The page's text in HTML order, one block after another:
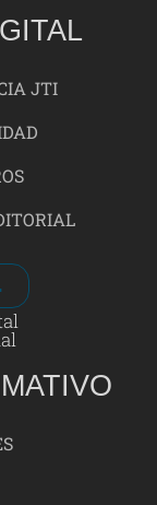
JTI